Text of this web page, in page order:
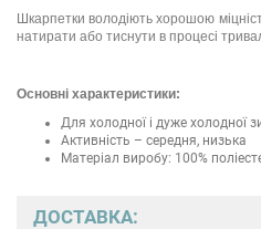
Шкарпетки володіють хорошою
натирати або тиснути в процесі
Основні характеристики:
Для холодної і дуже холодної
Активність – середня, низька
Матеріал виробу: 100%
ДОСТАВКА: